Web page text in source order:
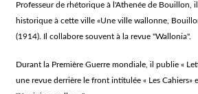
Professeur de rhétorique à l'Athenée de Bouillon,
historique à cette ville «Une ville wallonne,
(1914). Il collabore souvent à la revue "Wallonia".
Durant la Première Guerre mondiale, il publie «
une revue derrière le front intitulée « Les Cahiers»